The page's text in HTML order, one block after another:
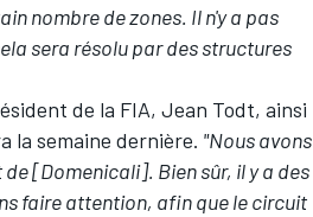
nombre de zones. Il n'y a pas
sera résolu par des structures
de la FIA, Jean Todt, ainsi
la semaine dernière. "Nous avons
[Domenicali]. Bien sûr, il y a des
faire attention, afin que le circuit